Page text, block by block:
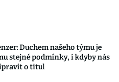
Duchem našeho týmu je
stejné podmínky, i kdyby nás
o titul